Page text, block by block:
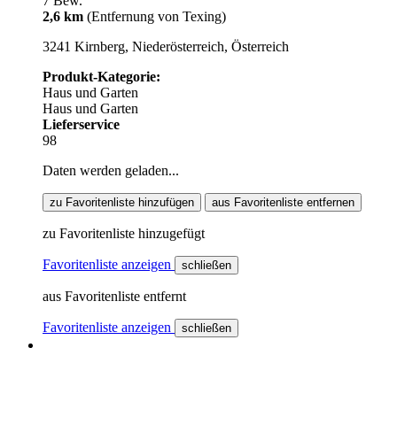
2,6 km (Entfernung von Texing)
3241 Kirnberg, Niederösterreich, Österreich
Produkt-Kategorie:
Haus und Garten
Haus und Garten
Lieferservice
98
Daten werden geladen...
zu Favoritenliste hinzufügen aus Favoritenliste entfernen
zu Favoritenliste hinzugefügt
Favoritenliste anzeigen schließen
aus Favoritenliste entfernt
Favoritenliste anzeigen schließen